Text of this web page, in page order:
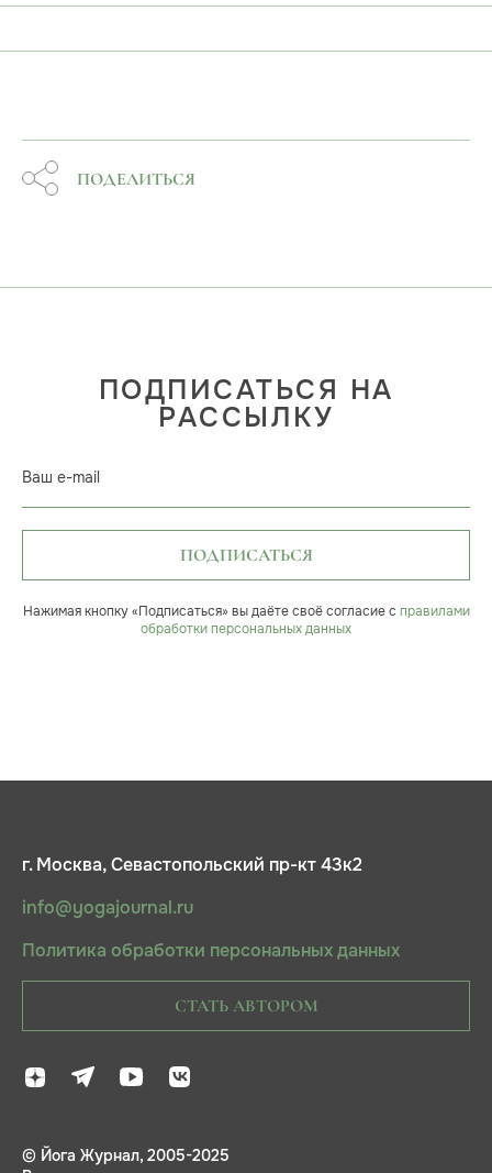
ПОДЕЛИТЬСЯ
ПОДПИСАТЬСЯ НА
РАССЫЛКУ
Ваш e-mail
ПОДПИСАТЬСЯ
Нажимая кнопку «Подписаться» вы даёте своё согласие с правилами
обработки персональных данных
г. Москва, Севастопольский пр-кт 43к2
info@yogajournal.ru
Политика обработки персональных данных
СТАТЬ АВТОРОМ
© Йога Журнал, 2005-2025